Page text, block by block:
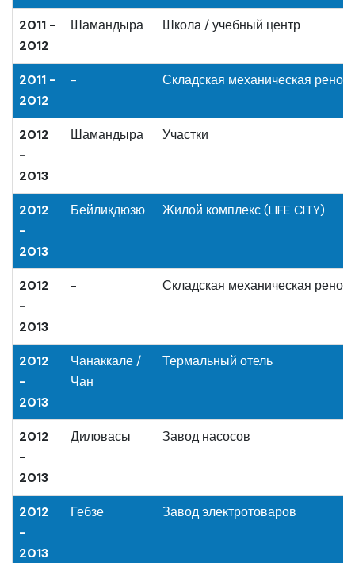
2011 -
2012
Шамандыра Школа / учебный центр
2011 -
2012
- Складская механическая
2012
-
2013
Шамандыра Участки
2012
-
2013
Бейликдюзю Жилой комплекс (LIFE CITY)
2012
-
2013
- Складская механическая
2012
-
2013
Чанаккале /
Чан
Термальный отель
2012
-
2013
Диловасы Завод насосов
2012
-
2013
Гебзе Завод электротоваров